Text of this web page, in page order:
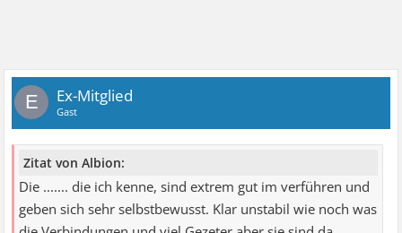
E Ex-Mitglied
Gast
Zitat von Albion:
Die ....... die ich kenne, sind extrem gut im verführen und
geben sich sehr selbstbewusst. Klar unstabil wie noch was